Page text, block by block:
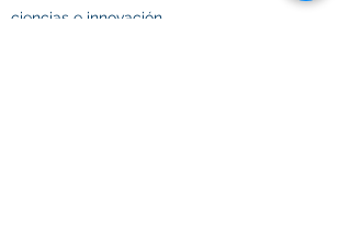
ciencias e innovación